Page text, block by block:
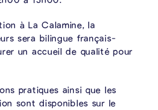
à La Calamine, la
sera bilingue français-
un accueil de qualité pour
pratiques ainsi que les
sont disponibles sur le